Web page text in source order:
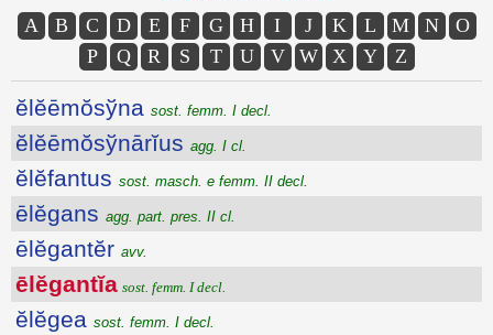
A B C D E F G H I J K L M N
O
P
Q R S T U V W X Y Z
ĕlĕēmŏsўna sost. femm. I decl.
ĕlĕēmŏsўnārĭus agg. I cl.
ĕlĕfantus sost. masch. e femm. II decl.
ēlĕgans agg. part. pres. II cl.
ēlĕgantĕr avv.
ēlĕgantĭa sost. femm. I decl.
ĕlĕgea sost. femm. I decl.